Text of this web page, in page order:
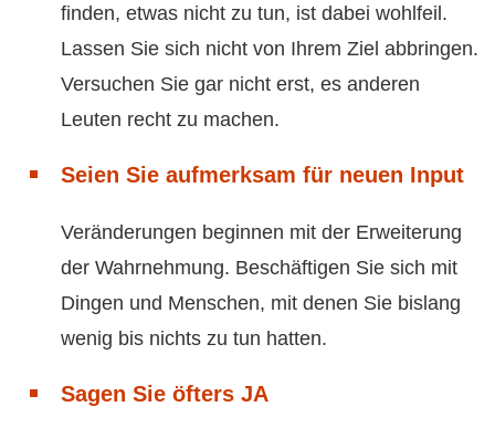
finden, etwas nicht zu tun, ist dabei wohlfeil.
Lassen Sie sich nicht von Ihrem Ziel abbringen.
Versuchen Sie gar nicht erst, es anderen
Leuten recht zu machen.
Seien Sie aufmerksam für neuen Input
Veränderungen beginnen mit der Erweiterung
der Wahrnehmung. Beschäftigen Sie sich mit
Dingen und Menschen, mit denen Sie bislang
wenig bis nichts zu tun hatten.
Sagen Sie öfters JA